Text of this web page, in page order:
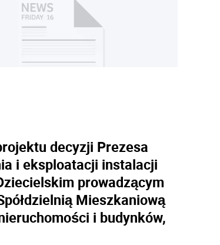
decyzji Prezesa
i eksploatacji instalacji
prowadzącym
Mieszkaniową
i budynków,